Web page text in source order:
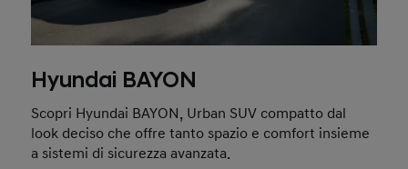
Hyundai BAYON
Scopri Hyundai BAYON, Urban SUV compatto dal
look deciso che offre tanto spazio e comfort insieme
a sistemi di sicurezza avanzata.